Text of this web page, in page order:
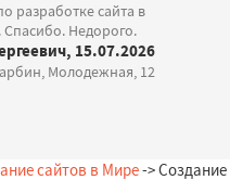
разработке сайта в
Недорого.
15.07.2026
Молодежная, 12
сайтов в Мире-> Создание